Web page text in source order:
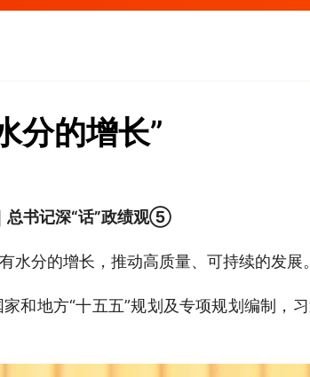
分的增长”
总书记深“话”政绩观⑤
水分的增长，推动高质量、可持续的发展
和地方“十五五”规划及专项规划编制，